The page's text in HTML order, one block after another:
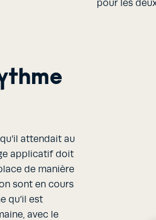
pour les
attendait au
applicatif doit
de manière
sont en cours
qu’il est
avec le